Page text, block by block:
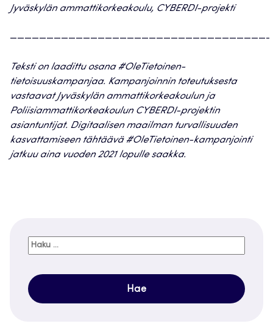
Jyväskylän ammattikorkeakoulu, CYBERDI-projekti
———————————————————————————————————-
Teksti on laadittu osana #OleTietoinen-
tietoisuuskampanjaa. Kampanjoinnin toteutuksesta
vastaavat Jyväskylän ammattikorkeakoulun ja
Poliisiammattikorkeakoulun CYBERDI-projektin
asiantuntijat. Digitaalisen maailman turvallisuuden
kasvattamiseen tähtäävä #OleTietoinen-kampanjointi
jatkuu aina vuoden 2021 lopulle saakka.
Haku: